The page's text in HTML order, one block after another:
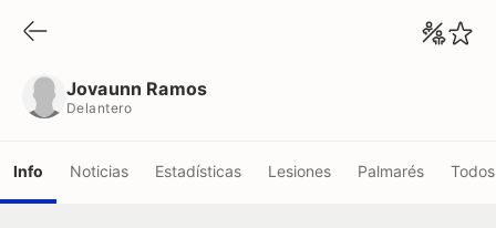
Jovaunn Ramos
Delantero
Info Noticias Estadísticas Lesiones Palmarés